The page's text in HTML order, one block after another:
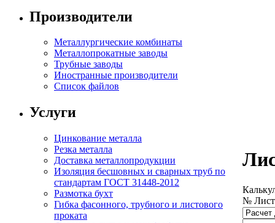
Производители
Металлургические комбинаты
Металлопрокатные заводы
Трубные заводы
Иностранные производители
Список файлов
Услуги
Цинкование металла
Резка металла
Доставка металлопродукции
Изоляция бесшовных и сварных труб по
стандартам ГОСТ 31448-2012
Размотка бухт
Гибка фасонного, трубного и листового
проката
№